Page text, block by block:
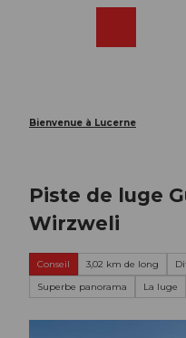
Bienvenue à Lucerne
Piste de luge
Wirzweli
Conseil 3,02 km de long
Superbe panorama
La luge